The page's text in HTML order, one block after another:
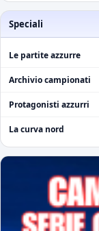
Speciali
Le partite azzurre
Archivio campionati
Protagonisti azzurri
La curva nord